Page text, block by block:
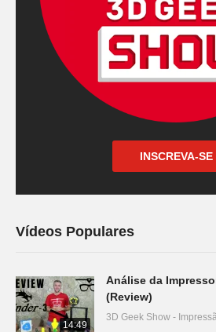
INSCREVA-SE
Vídeos Populares
14:49
Análise da
(Review)
3D Geek Show -